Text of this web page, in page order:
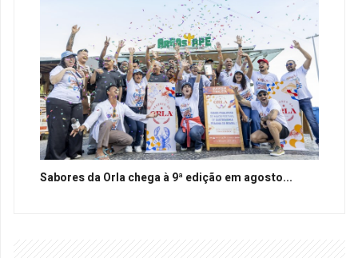
Sabores da Orla chega à 9ª edição em agosto...